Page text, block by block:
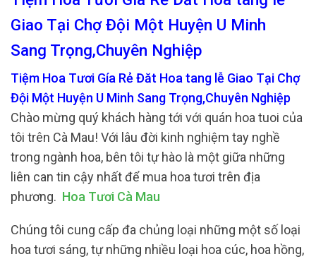
Giao Tại Chợ Đội Một Huyện U Minh
Sang Trọng,Chuyên Nghiệp
Tiệm Hoa Tươi Gía Rẻ Đăt Hoa tang lễ Giao Tại Chợ
Đội Một Huyện U Minh Sang Trọng,Chuyên Nghiệp
Chào mừng quý khách hàng tới với quán hoa tuoi của
tôi trên Cà Mau! Với lâu đời kinh nghiệm tay nghề
trong ngành hoa, bên tôi tự hào là một giữa những
liên can tin cậy nhất để mua hoa tươi trên địa
phương. Hoa Tươi Cà Mau
Chúng tôi cung cấp đa chủng loại những một số loại
hoa tươi sáng, tự những nhiều loại hoa cúc, hoa hồng,